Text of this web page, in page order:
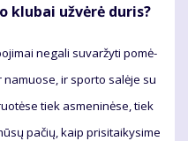
klu­bai už­vė­rė du­ris?
ne­ga­li su­var­žy­ti po­mė­
na­muo­se, ir spor­to sa­lė­je su
tiek as­me­ni­nė­se, tiek
pa­čių, kaip pri­si­tai­ky­si­me